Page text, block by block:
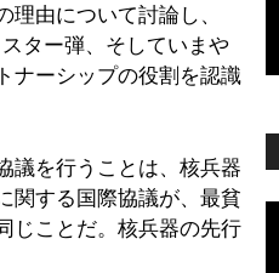
由について討論し、
ター弾、そしていまや
ナーシップの役割を認識
議を行うことは、核兵器
関する国際協議が、最貧
じことだ。核兵器の先行